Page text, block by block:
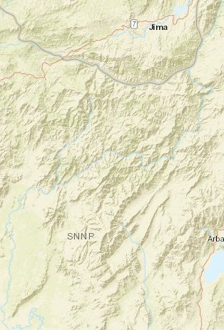
Accueil à l’aeroport de
à votre hébergement en
Nairobi.
Nuit en lodge
Jour 2
Journée d'acclimatation à
Nairobi
Journée libre à Nairobi (1600
Selon vos envies il est
des visites dans la région de
maison de Karen Blixen
Africa; la maison du
sanctuaire des Girafes, le
Nairobi ...
En fin d'après midi,
paquetage pour le trek
lendemain.